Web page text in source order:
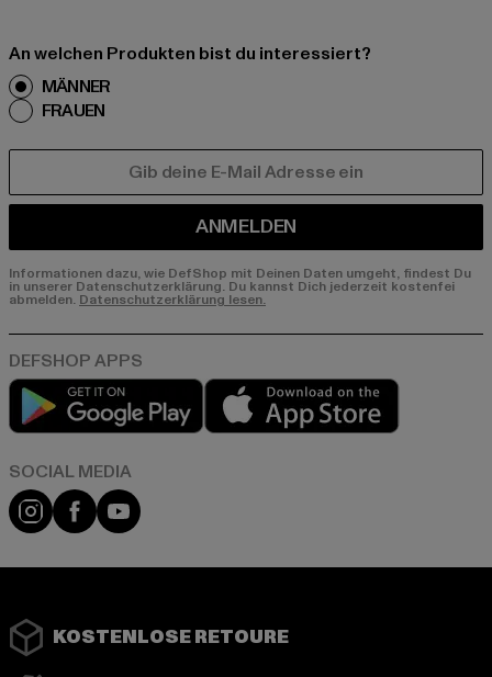
An welchen Produkten bist du interessiert?
MÄNNER
FRAUEN
ANMELDEN
Informationen dazu, wie DefShop mit Deinen Daten umgeht, findest Du
in unserer Datenschutzerklärung. Du kannst Dich jederzeit kostenfei
abmelden. Datenschutzerklärung lesen.
Play market
Instagram
FacebookYouTube
KOSTENLOSE RETOURE